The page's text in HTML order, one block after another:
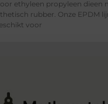
ethyleen propyleen dieen
rubber. Onze EPDM
voor